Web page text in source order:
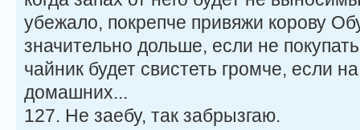
убежало, покрепче привяжи корову
значительно дольше, если не
чайник будет свистеть громче, если
домашних...
127. Не заебу, так забрызгаю.